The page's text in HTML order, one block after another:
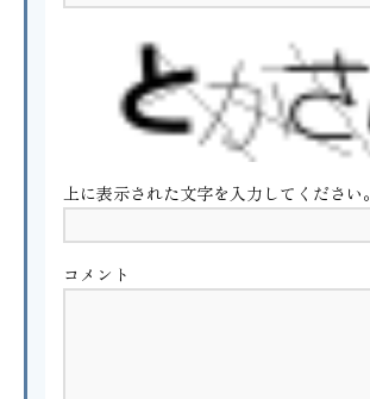
上に表示された文字を入力してください。
コメント